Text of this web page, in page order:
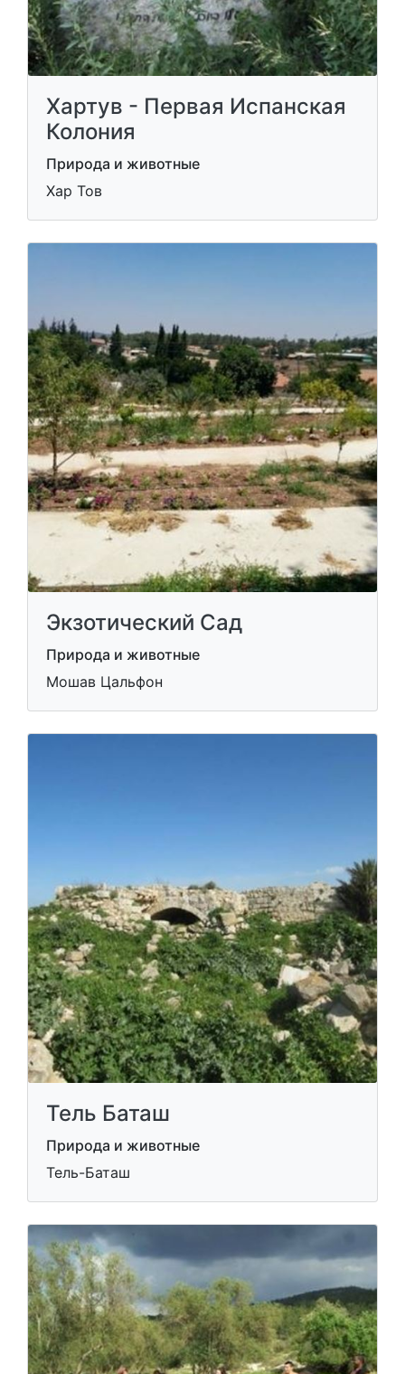
Хартув - Первая Испанская
Колония
Природа и животные
Хар Тов
Экзотический Сад
Природа и животные
Мошав Цальфон
Тель Баташ
Природа и животные
Тель-Баташ